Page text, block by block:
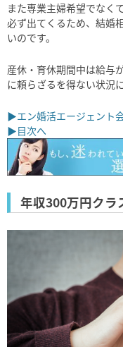
また専業主婦希望でなく
必ず出てくるため、結婚
いのです。
産休・育休期間中は給与
に頼らざるを得ない状況
▶エン婚活エージェント
▶目次へ
年収300万円クラ